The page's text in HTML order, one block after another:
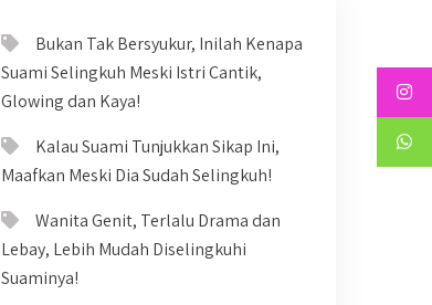
Bukan Tak Bersyukur, Inilah Kenapa
Suami Selingkuh Meski Istri Cantik,
Glowing dan Kaya!
Kalau Suami Tunjukkan Sikap Ini,
Maafkan Meski Dia Sudah Selingkuh!
Wanita Genit, Terlalu Drama dan
Lebay, Lebih Mudah Diselingkuhi
Suaminya!